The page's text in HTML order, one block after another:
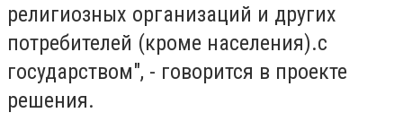
религиозных организаций и других
потребителей (кроме населения).с
государством", - говорится в проекте
решения.